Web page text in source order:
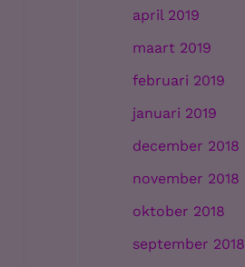
april 2019
maart 2019
februari 2019
januari 2019
december 2018
november 2018
oktober 2018
september 2018